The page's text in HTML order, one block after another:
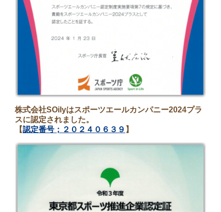
株式会社SOilyはスポーツエールカンパニー2024プラ
スに認定されました。
【認定番号；２０２４０６３９ 】